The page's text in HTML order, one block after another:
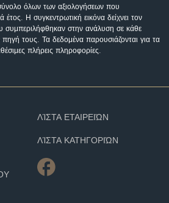
όλων των αξιολογήσεων που
Η συγκεντρωτική εικόνα δείχνει τον
συμπεριλήφθηκαν στην ανάλυση σε κάθε
τους. Τα δεδομένα παρουσιάζονται για τα
πλήρεις πληροφορίες.
ΛΊΣΤΑ ΕΤΑΙΡΕΙΏΝ
ΛΊΣΤΑ ΚΑΤΗΓΟΡΙΏΝ